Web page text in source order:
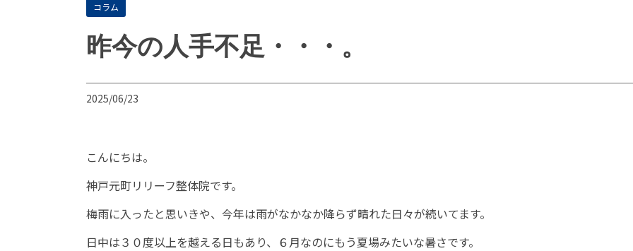
コラム
昨今の人手不足・・・。
2025/06/23
こんにちは。
神戸元町リリーフ整体院です。
梅雨に入ったと思いきや、今年は雨がなかなか降らず晴れた日々が続いてます。
日中は３０度以上を越える日もあり、６月なのにもう夏場みたいな暑さです。